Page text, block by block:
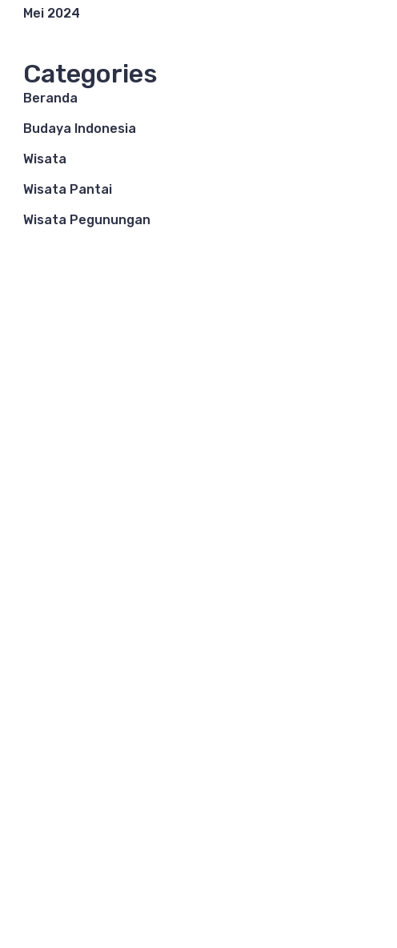
Mei 2024
Categories
Beranda
Budaya Indonesia
Wisata
Wisata Pantai
Wisata Pegunungan